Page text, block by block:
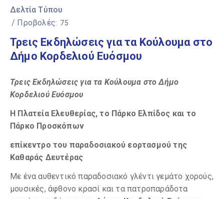
Δελτία Τύπου
/ Προβολές: 75
Τρεις Εκδηλώσεις για τα Κούλουμα στο
Δήμο Κορδελιού Ευόσμου
Τρεις Εκδηλώσεις για τα Κούλουμα στο Δήμο
Κορδελιού Ευόσμου
Η Πλατεία Ελευθερίας, το Πάρκο Ελπίδος και το
Πάρκο Προσκόπων
επίκεντρο του παραδοσιακού εορτασμού της
Καθαράς Δευτέρας
Με ένα αυθεντικό παραδοσιακό γλέντι γεμάτο χορούς,
μουσικές, άφθονο κρασί και τα πατροπαράδοτα